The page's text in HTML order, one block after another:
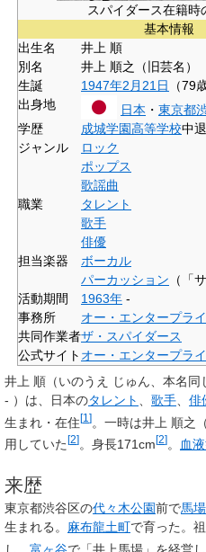
スパイダース在籍時
基本情報
出生名
井上 順
別名
井上 順之（旧芸名）
生誕
1947年2月21日
（79
出身地
日本 ・ 東京都
学歴
成城学園高等学校中退
ジャンル
ロック
ポップス
歌謡曲
職業
タレント
歌手
俳優
担当楽器
ボーカル
パーカッション （「
活動期間
1963年 -
事務所
オー・エンタープラ
共同作業者ザ・スパイダース
公式サイト オー・エンタープラ
井上 順 （いのうえ じゅん、本名同
- ）は、日本のタレント 歌手 俳
生まれ・在住[1 ]。一時は井上 順之
用していた [2] 。身長171cm[2] 。 血
来歴
東京都渋谷区の代々木公園前で馬場
生まれる。 麻布龍土町で育った。
し、 富ヶ谷で「井上馬場」を経営